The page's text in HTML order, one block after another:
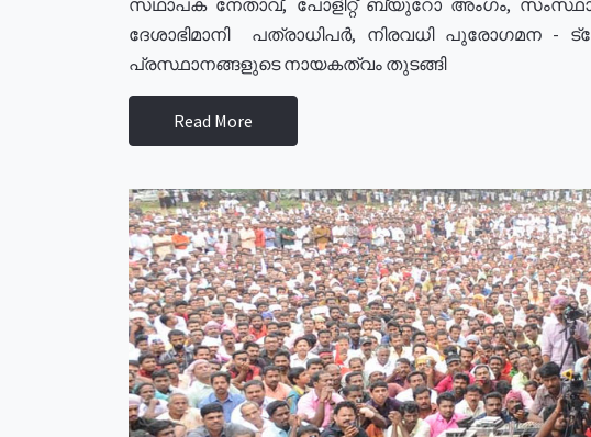
ദേശാഭിമാനി പത്രാധിപർ, നിരവധി പുരോഗമന
പ്രസ്ഥാനങ്ങളുടെ നായകത്വം തുടങ്ങി
Read More